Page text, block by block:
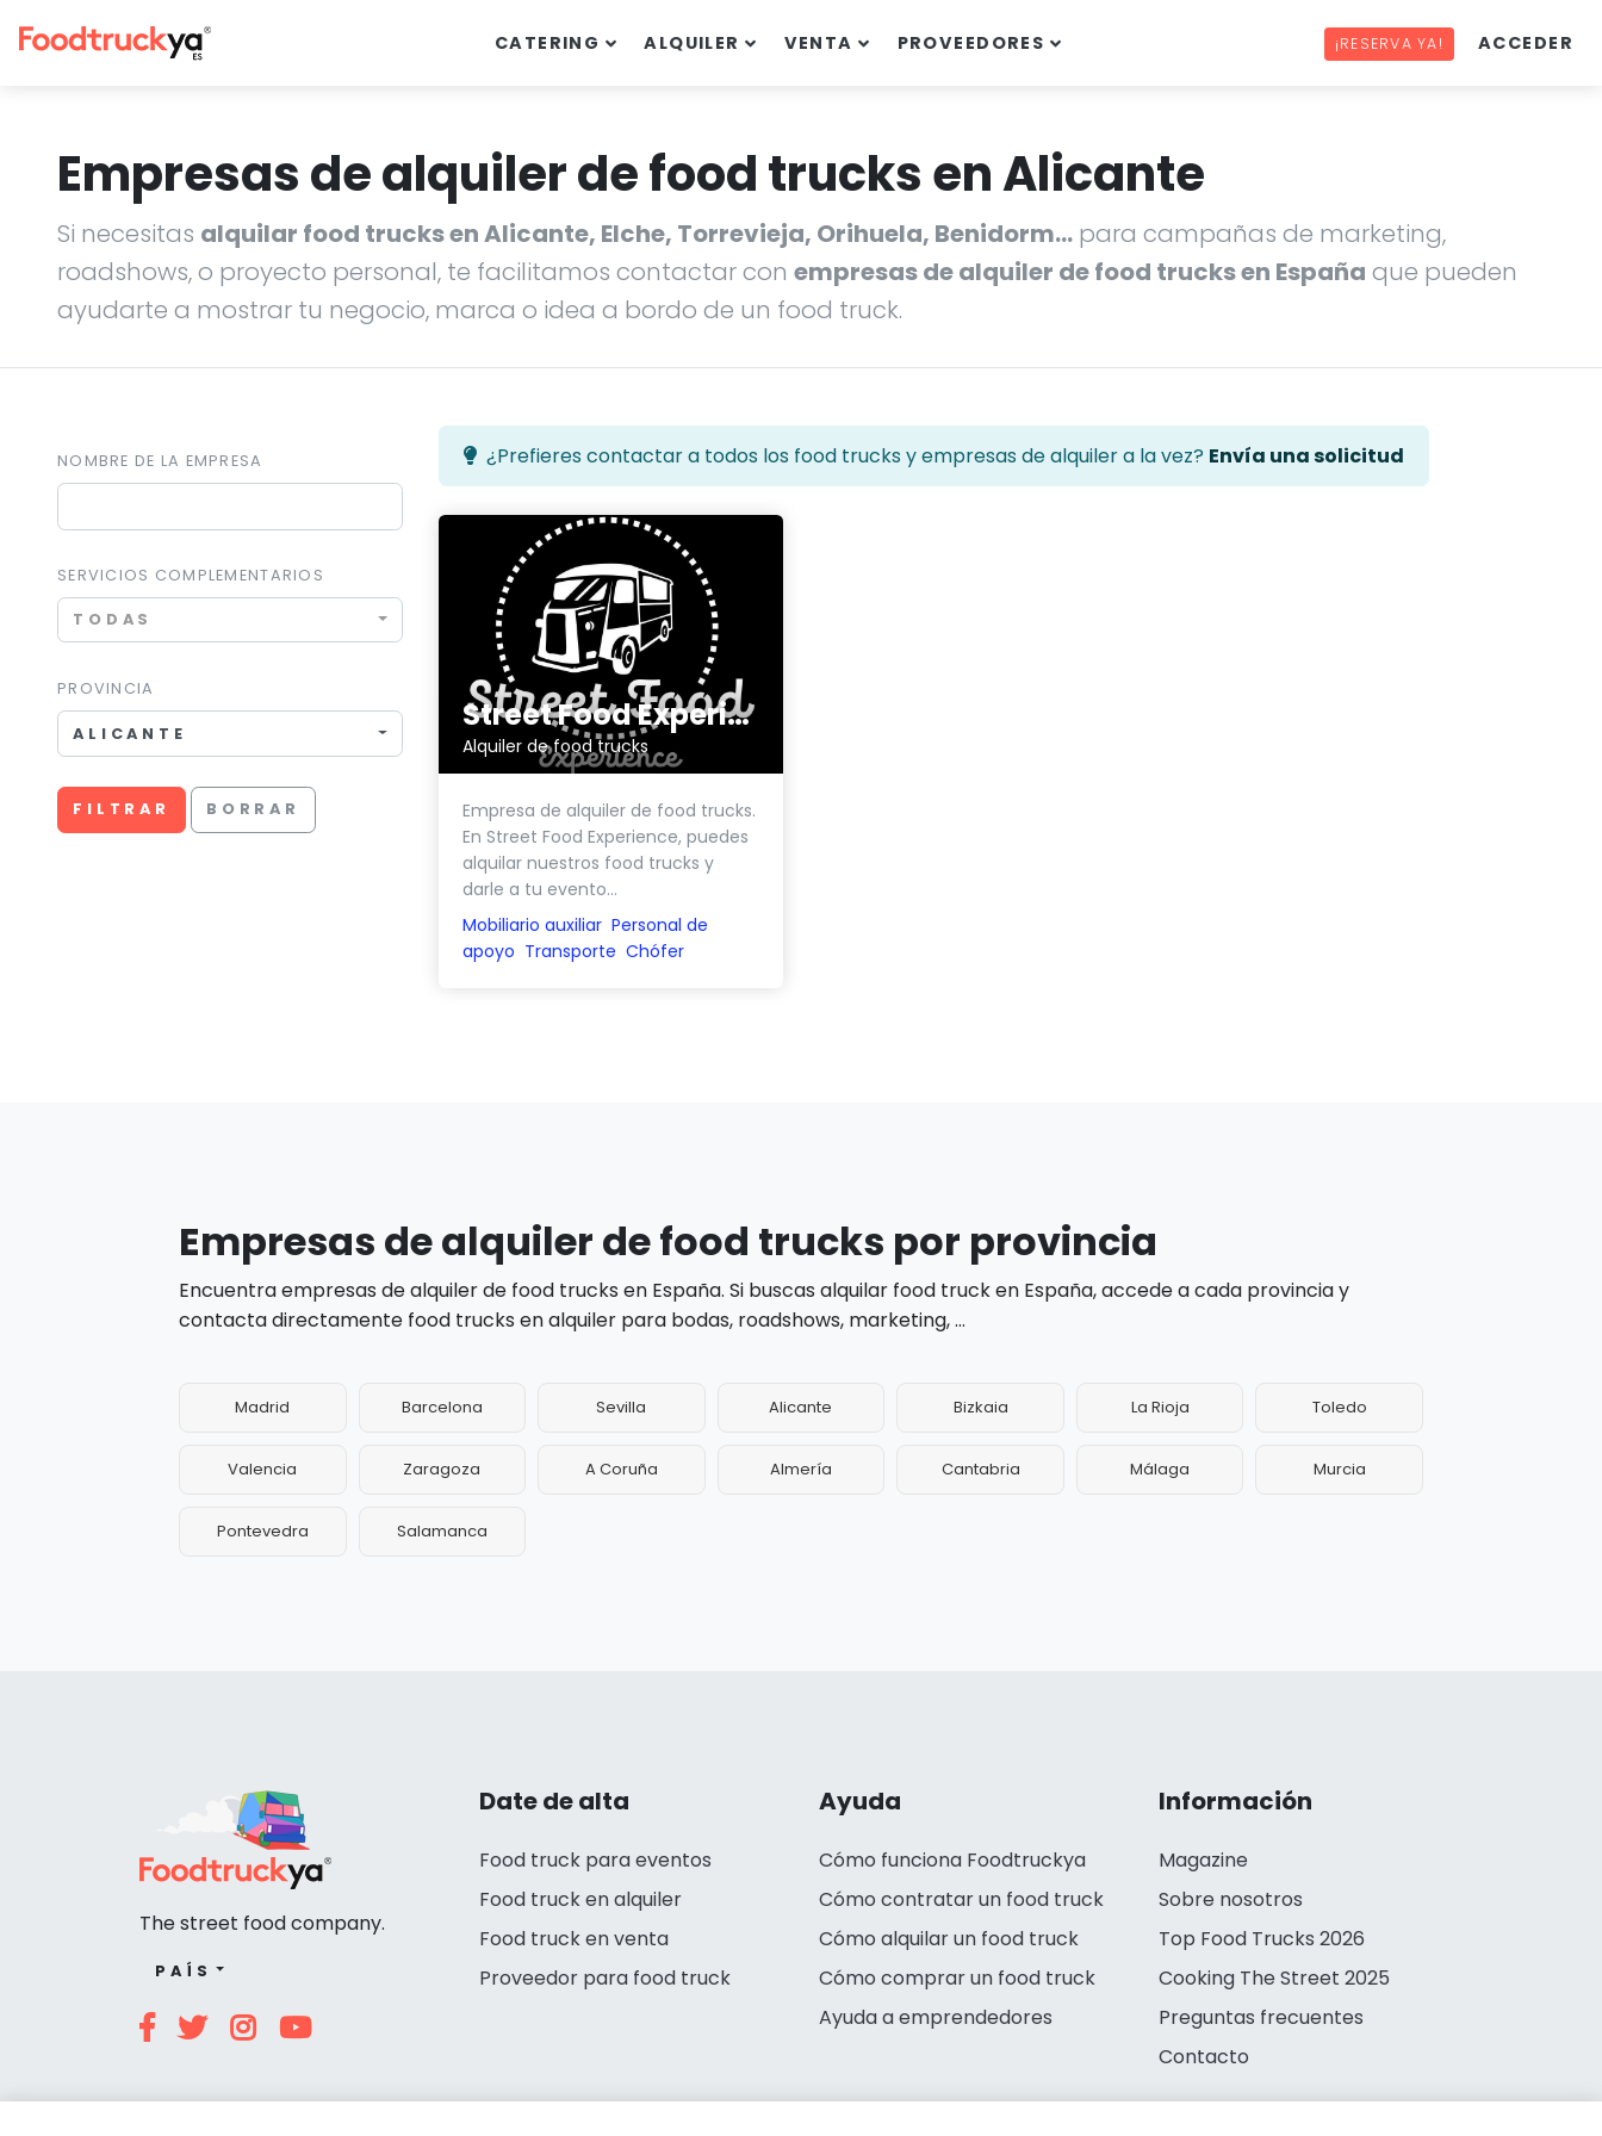
CATERING ALQUILER VENTA PROVEEDORES ¡RESERVA YA! ACCEDER
Empresas de alquiler de food trucks en Alicante
Si necesitas alquilar food trucks en Alicante, Elche, Torrevieja, Orihuela, Benidorm… para campañas de marketing,
roadshows, o proyecto personal, te facilitamos contactar con empresas de alquiler de food trucks en España que pueden
ayudarte a mostrar tu negocio, marca o idea a bordo de un food truck.
NOMBRE DE LA EMPRESA
SERVICIOS COMPLEMENTARIOS
TODAS
PROVINCIA
ALICANTE
FILTRAR BORRAR
¿Prefieres contactar a todos los food trucks y empresas de alquiler a la vez? Envía una solicitud
Street Food Experience
Alquiler de food trucks
Empresa de alquiler de food trucks.
En Street Food Experience, puedes
alquilar nuestros food trucks y
darle a tu evento...
Mobiliario auxiliar Personal de
apoyo Transporte Chófer
Empresas de alquiler de food trucks por provincia
Encuentra empresas de alquiler de food trucks en España. Si buscas alquilar food truck en España, accede a cada provincia y
contacta directamente food trucks en alquiler para bodas, roadshows, marketing, ...
Madrid Barcelona Sevilla Alicante Bizkaia La Rioja Toledo
Valencia Zaragoza A Coruña Almería Cantabria Málaga Murcia
Pontevedra Salamanca
Date de alta
Food truck para eventos
Food truck en alquiler
Food truck en venta
Proveedor para food truck
Ayuda
Cómo funciona Foodtruckya
Cómo contratar un food truck
Cómo alquilar un food truck
Cómo comprar un food truck
Ayuda a emprendedores
Información
Magazine
Sobre nosotros
Top Food Trucks 2026
Cooking The Street 2025
Preguntas frecuentes
Contacto
The street food company.
PAÍS